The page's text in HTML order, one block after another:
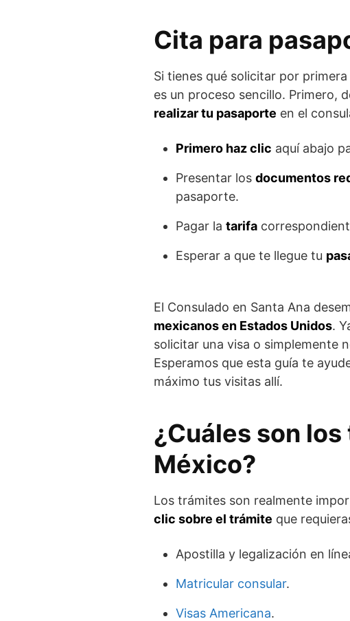
Cita para
Si tienes qué solicitar por
es un proceso sencillo. Primero,
realizar tu pasaporte en el
Primero haz clic aquí abajo
Presentar los documentos
pasaporte.
Pagar la tarifa
Esperar a que te llegue tu
El Consulado en Santa Ana
mexicanos en Estados Unidos.
solicitar una visa o simplemente
Esperamos que esta guía te
máximo tus visitas allí.
¿Cuáles son
México?
Los trámites son realmente
clic sobre el trámite que
Apostilla y legalización en
Matricular consular.
Visas Americana.